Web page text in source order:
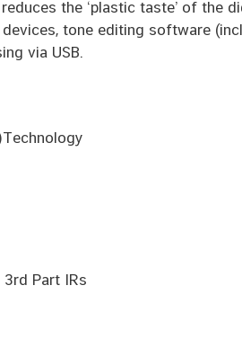
the ‘plastic taste’ of the
tone editing software
via USB.
Part IRs